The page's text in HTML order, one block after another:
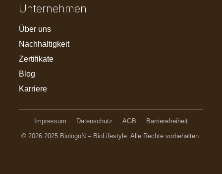
Unternehmen
Über uns
Nachhaltigkeit
Zertifikate
Blog
Karriere
Impressum Datenschutz AGB
Barrierefreiheit
© 2026 2025 BiologoN – BioLifestyle. Alle Rechte vorbehalten.